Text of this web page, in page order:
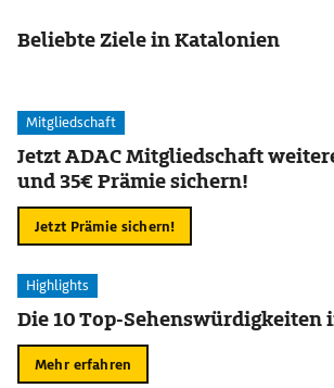
Beliebte Ziele in Katalonien
Mitgliedschaft
Jetzt ADAC Mitgliedschaft
und 35€ Prämie sichern!
Jetzt Prämie sichern!
Highlights
Die 10 Top-Sehenswürdigkeiten
Mehr erfahren